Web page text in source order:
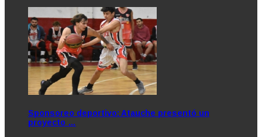
Sponsoreo deportivo: Atauche presentó un
proyecto …